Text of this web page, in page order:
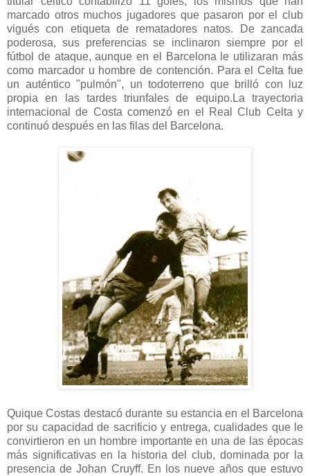
marcado otros muchos jugadores que pasaron por el club
vigués con etiqueta de rematadores natos. De zancada
poderosa, sus preferencias se inclinaron siempre por el
fútbol de ataque, aunque en el Barcelona le utilizaran más
como marcador u hombre de contención. Para el Celta fue
un auténtico "pulmón", un todoterreno que brilló con luz
propia en las tardes triunfales de equipo.La trayectoria
internacional de Costa comenzó en el Real Club Celta y
continuó después en las filas del Barcelona.
Quique Costas destacó durante su estancia en el Barcelona
por su capacidad de sacrificio y entrega, cualidades que le
convirtieron en un hombre importante en una de las épocas
más significativas en la historia del club, dominada por la
presencia de Johan Cruyff. En los nueve años que estuvo